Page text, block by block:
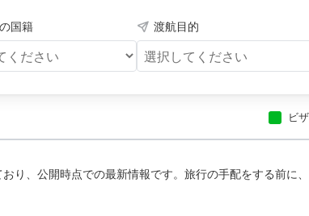
国籍 渡航目的
ビ
り、公開時点での最新情報です。旅行の手配をする前に